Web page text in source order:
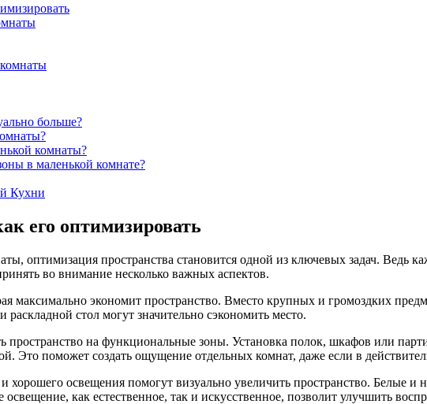
больше?
комнаты?
в маленькой комнате?
Кухни
его оптимизировать
оптимизация пространства становится одной из ключевых задач.
во внимание несколько важных аспектов.
максимально экономит пространство. Вместо крупных и громоздких
стол могут значительно сэкономить место.
пространство на функциональные зоны. Установка полок, шкафов или
Это поможет создать ощущение отдельных комнат, даже если в
хорошего освещения помогут визуально увеличить пространство. Белые и
как естественное, так и искусственное, позволит улучшить